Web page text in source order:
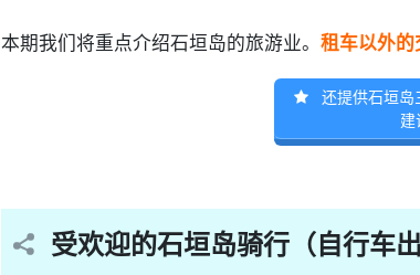
本期我们将重点介绍石垣岛的旅游业。 租车以外
还提供石垣岛
建
受欢迎的石垣岛骑行（自行车